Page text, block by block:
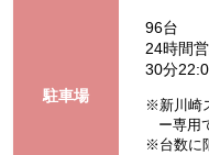
駐車場
96台
24時間
30分
※新川崎
ー専用
※台数に